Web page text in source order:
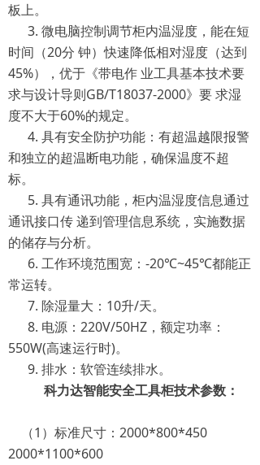
板上。
3. 微电脑控制调节柜内温湿度，能在短
时间（20分 钟）快速降低相对湿度（达到
45%），优于《带电作 业工具基本技术要
求与设计导则GB/T18037-2000》要 求湿
度不大于60%的规定。
4. 具有安全防护功能：有超温越限报警
和独立的超温断电功能，确保温度不超
标。
5. 具有通讯功能，柜内温湿度信息通过
通讯接口传 递到管理信息系统，实施数据
的储存与分析。
6. 工作环境范围宽：-20℃~45℃都能正
常运转。
7. 除湿量大：10升/天。
8. 电源：220V/50HZ，额定功率：
550W(高速运行时)。
9. 排水：软管连续排水。
科力达智能安全工具柜技术参数：
（1）标准尺寸：2000*800*450
2000*1100*600